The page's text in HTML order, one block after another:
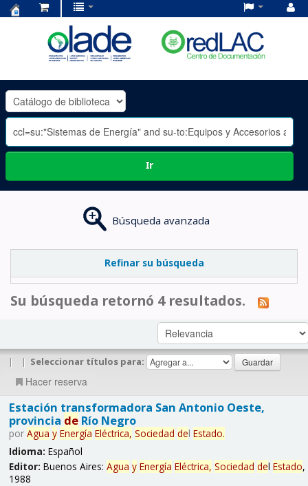
OLADE
-
Ir
Búsqueda avanzada
Refinar su búsqueda
Su búsqueda retornó 4 resultados.
| | Seleccionar títulos para:
Hacer reserva
Estación transformadora San Antonio Oeste,
provincia deRío Negro
por Agua y Energía Eléctrica, Sociedad del Estado.
Idioma: Español
Editor: Buenos Aires: Agua y Energía Eléctrica, Sociedad del Estado,
1988